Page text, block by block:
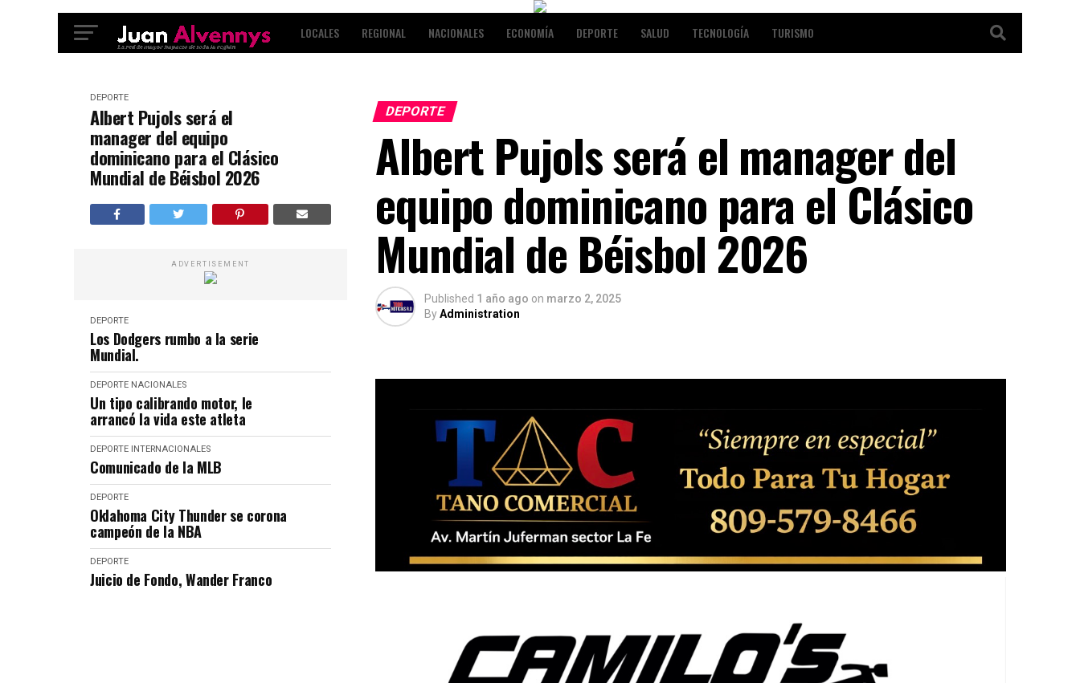
LOCALES REGIONAL NACIONALES ECONOMÍA DEPORTE SALUD TECNOLOGÍA TURISMO
DEPORTE
Albert Pujols será el
manager del equipo
dominicano para el Clásico
Mundial de Béisbol 2026
ADVERTISEMENT
DEPORTE
Los Dodgers rumbo a la serie
Mundial.
DEPORTE NACIONALES
Un tipo calibrando motor, le
arrancó la vida este atleta
DEPORTE INTERNACIONALES
Comunicado de la MLB
DEPORTE
Oklahoma City Thunder se corona
campeón de la NBA
DEPORTE
Juicio de Fondo, Wander Franco
DEPORTE
Albert Pujols será el manager del
equipo dominicano para el Clásico
Mundial de Béisbol 2026
Published 1 año ago on marzo 2, 2025
ByAdministration